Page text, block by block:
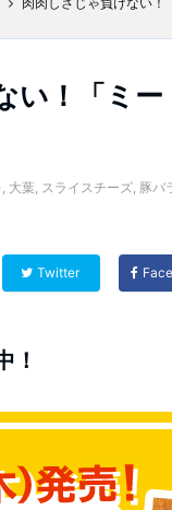
い！「ミー
, 大葉, スライスチーズ, 豚バ
Twitter
！